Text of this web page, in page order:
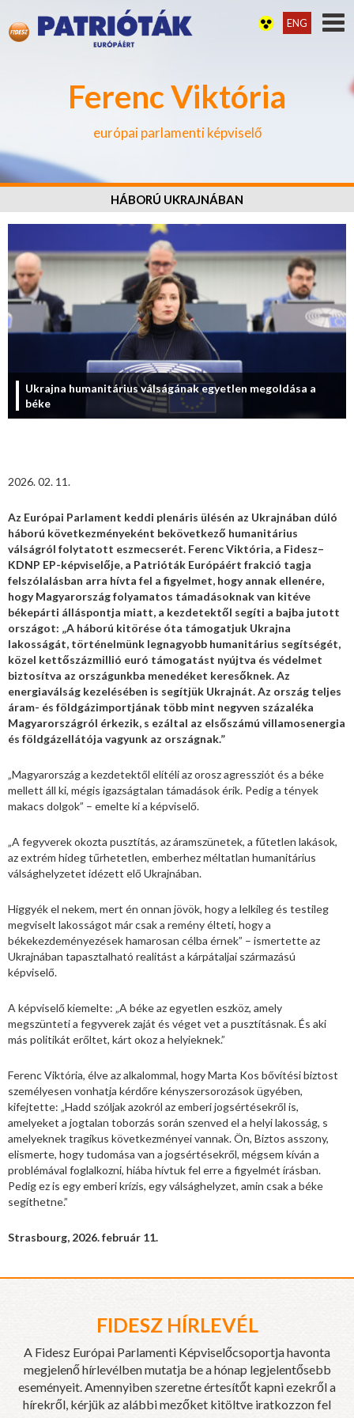
Ferenc Viktória
európai parlamenti képviselő
ENG
HÁBORÚ UKRAJNÁBAN
Ukrajna humanitárius válságának egyetlen megoldása a
béke
2026. 02. 11.
Az Európai Parlament keddi plenáris ülésén az Ukrajnában dúló
háború következményeként bekövetkező humanitárius
válságról folytatott eszmecserét. Ferenc Viktória, a Fidesz–
KDNP EP-képviselője, a Patrióták Európáért frakció tagja
felszólalásban arra hívta fel a figyelmet, hogy annak ellenére,
hogy Magyarország folyamatos támadásoknak van kitéve
békepárti álláspontja miatt, a kezdetektől segíti a bajba jutott
országot: „A háború kitörése óta támogatjuk Ukrajna
lakosságát, történelmünk legnagyobb humanitárius segítségét,
közel kettőszázmillió euró támogatást nyújtva és védelmet
biztosítva az országunkba menedéket keresőknek. Az
energiaválság kezelésében is segítjük Ukrajnát. Az ország teljes
áram- és földgázimportjának több mint negyven százaléka
Magyarországról érkezik, s ezáltal az elsőszámú villamosenergia
és földgázellátója vagyunk az országnak.”
„Magyarország a kezdetektől elítéli az orosz agressziót és a béke
mellett áll ki, mégis igazságtalan támadások érik. Pedig a tények
makacs dolgok” – emelte ki a képviselő.
„A fegyverek okozta pusztítás, az áramszünetek, a fűtetlen lakások,
az extrém hideg tűrhetetlen, emberhez méltatlan humanitárius
válsághelyzetet idézett elő Ukrajnában.
Higgyék el nekem, mert én onnan jövök, hogy a lelkileg és testileg
megviselt lakosságot már csak a remény élteti, hogy a
békekezdeményezések hamarosan célba érnek” – ismertette az
Ukrajnában tapasztalható realitást a kárpátaljai származású
képviselő.
A képviselő kiemelte: „A béke az egyetlen eszköz, amely
megszünteti a fegyverek zaját és véget vet a pusztításnak. És aki
más politikát erőltet, kárt okoz a helyieknek.”
Ferenc Viktória, élve az alkalommal, hogy Marta Kos bővítési biztost
személyesen vonhatja kérdőre kényszersorozások ügyében,
kifejtette: „Hadd szóljak azokról az emberi jogsértésekről is,
amelyeket a jogtalan toborzás során szenved el a helyi lakosság, s
amelyeknek tragikus következményei vannak. Ön, Biztos asszony,
elismerte, hogy tudomása van a jogsértésekről, mégsem kíván a
problémával foglalkozni, hiába hívtuk fel erre a figyelmét írásban.
Pedig ez is egy emberi krízis, egy válsághelyzet, amin csak a béke
segíthetne.”
Strasbourg, 2026. február 11.
FIDESZ HÍRLEVÉL
A Fidesz Európai Parlamenti Képviselőcsoportja havonta
megjelenő hírlevélben mutatja be a hónap legjelentősebb
eseményeit. Amennyiben szeretne értesítőt kapni ezekről a
hírekről, kérjük az alábbi mezőket kitöltve iratkozzon fel